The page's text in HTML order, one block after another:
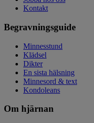
Kontakt
Begravningsguide
Minnesstund
Klädsel
Dikter
En sista hälsning
Minnesord & text
Kondoleans
Om hjärnan